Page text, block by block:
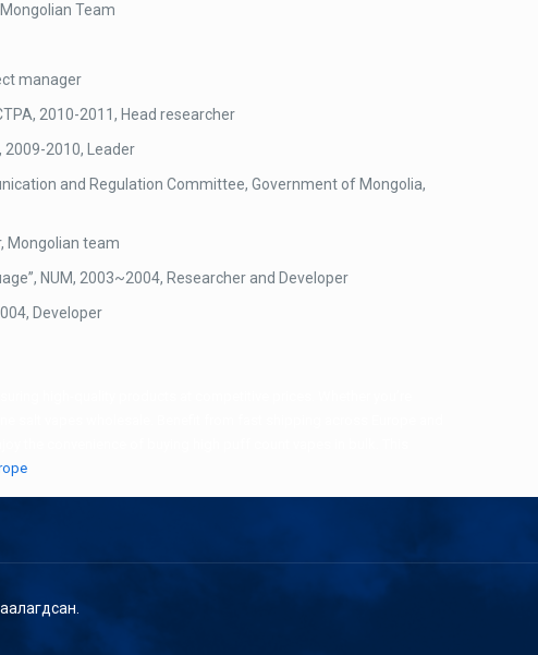
Team
manager
2010-2011, Head researcher
2009-2010, Leader
and Regulation Committee, Government of Mongolia,
Mongolian team
NUM, 2003~2004, Researcher and Developer
Developer